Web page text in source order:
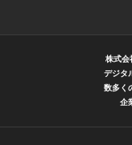
株式会
デジタ
数多く
企